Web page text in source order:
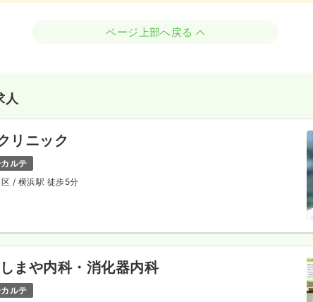
ページ上部へ戻る
人
リニック
ルテ
/ 横浜駅 徒歩5分
まや内科・消化器内科
ルテ